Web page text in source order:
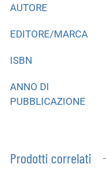
AUTORE
EDITORE/MARCA
ISBN
ANNO DI
PUBBLICAZIONE
Prodotti correlati